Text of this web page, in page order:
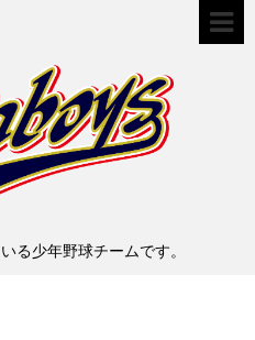
る少年野球チームです。